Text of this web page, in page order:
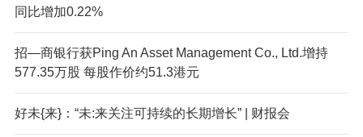
同比增加0.22%
招—商银行获Ping An Asset Management Co., Ltd.增持
577.35万股 每股作价约51.3港元
好未{来}：“未:来关注可持续的长期增长” | 财报会